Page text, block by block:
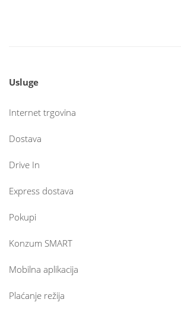
Usluge
Internet trgovina
Dostava
Drive In
Express dostava
Pokupi
Konzum SMART
Mobilna aplikacija
Plaćanje režija